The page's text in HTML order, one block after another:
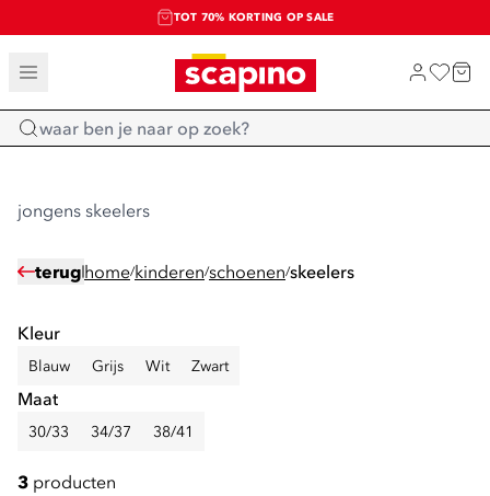
SALE: LAATSTE KANS!
SHOP NIEUW
Home
jongens skeelers
terug home/kinderen/schoenen/skeelers
Kleur
Blauw Grijs Wit Zwart
Maat
30/33 34/37 38/41
3 producten